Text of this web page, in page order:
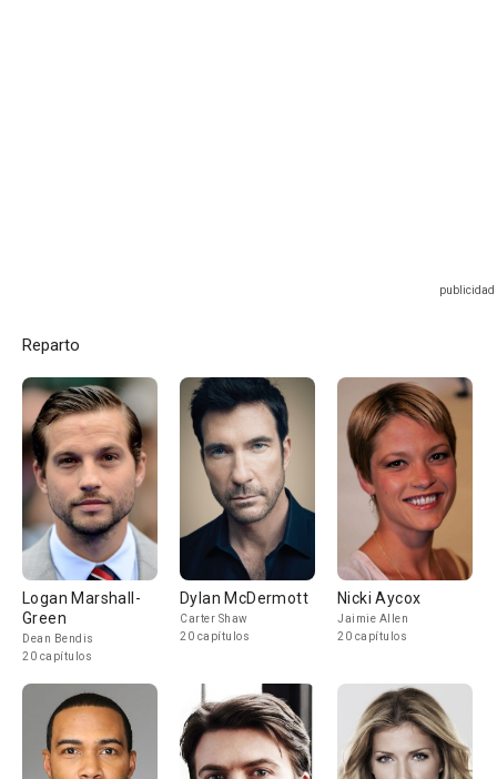
Reparto
Logan Marshall-
Green
Dean Bendis
20 capítulos
Dylan McDermott
Carter Shaw
20 capítulos
Nicki Aycox
Jaimie Allen
20 capítulos